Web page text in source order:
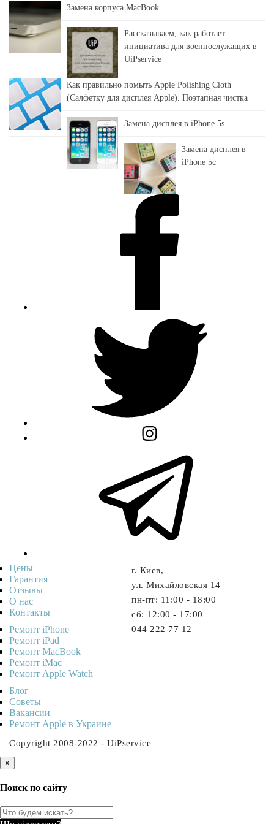
Замена корпуса MacBook
Рассказываем, как работает
инициатива для военнослужащих в
UiPservice
Как правильно помыть Apple Polishing Cloth
(Салфетку для дисплея Apple). Поэтапная чистка
Замена дисплея в iPhone 5s
Замена дисплея в
iPhone 5c
г. Киев,
ул. Михайловская 14
пн-пт: 11:00 - 18:00
cб: 12:00 - 17:00
044 222 77 12
Цены
Гарантия
Отзывы
О нас
Контакты
Ремонт iPhone
Ремонт iPad
Ремонт MacBook
Ремонт iMac
Ремонт Apple Watch
Блог
Советы
Ваканcии
Ремонт Apple в Украине
Copyright 2008-2022 - UiPservice
×
Поиск по сайту